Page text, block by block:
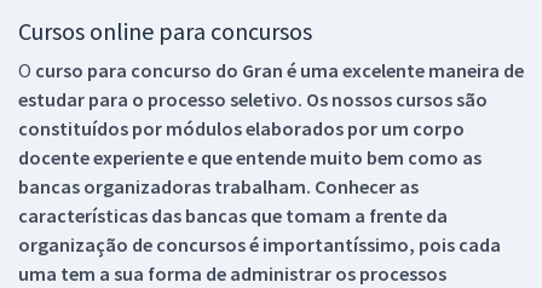
Cursos online para concursos
O curso para concurso do Gran é uma excelente maneira de
estudar para o processo seletivo. Os nossos cursos são
constituídos por módulos elaborados por um corpo
docente experiente e que entende muito bem como as
bancas organizadoras trabalham. Conhecer as
características das bancas que tomam a frente da
organização de concursos é importantíssimo, pois cada
uma tem a sua forma de administrar os processos